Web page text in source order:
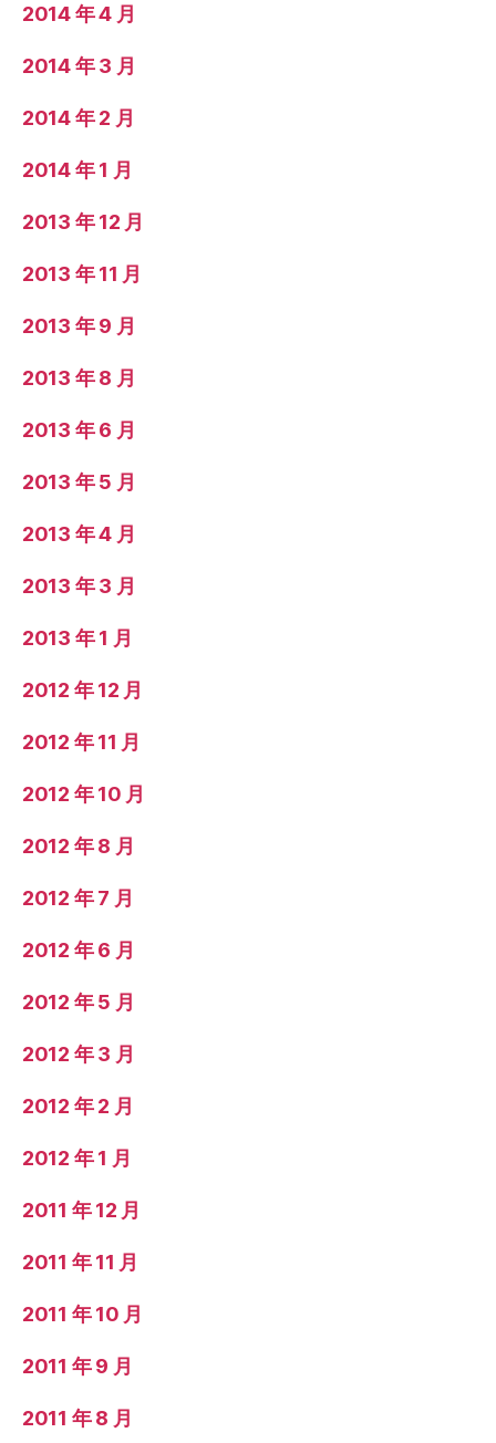
2014 年 4 月
2014 年 3 月
2014 年 2 月
2014 年 1 月
2013 年 12 月
2013 年 11 月
2013 年 9 月
2013 年 8 月
2013 年 6 月
2013 年 5 月
2013 年 4 月
2013 年 3 月
2013 年 1 月
2012 年 12 月
2012 年 11 月
2012 年 10 月
2012 年 8 月
2012 年 7 月
2012 年 6 月
2012 年 5 月
2012 年 3 月
2012 年 2 月
2012 年 1 月
2011 年 12 月
2011 年 11 月
2011 年 10 月
2011 年 9 月
2011 年 8 月